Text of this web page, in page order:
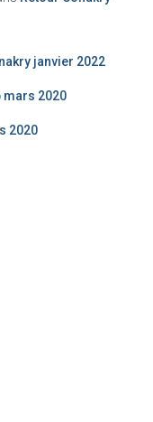
janvier 2022
mars 2020
2020